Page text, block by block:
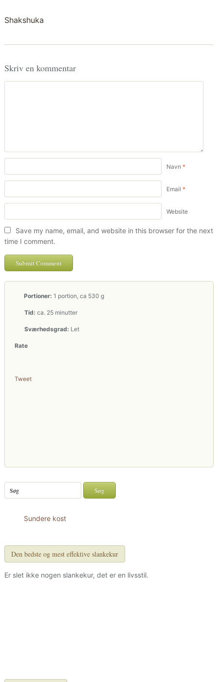
Shakshuka
Skriv en kommentar
Navn *
Email *
Website
Save my name, email, and website in this browser for the next
time I comment.
Portioner: 1 portion, ca 530 g
Tid: ca. 25 minutter
Sværhedsgrad: Let
Rate
Tweet
Sundere kost
Den bedste og mest effektive slankekur
Er slet ikke nogen slankekur, det er en livsstil.